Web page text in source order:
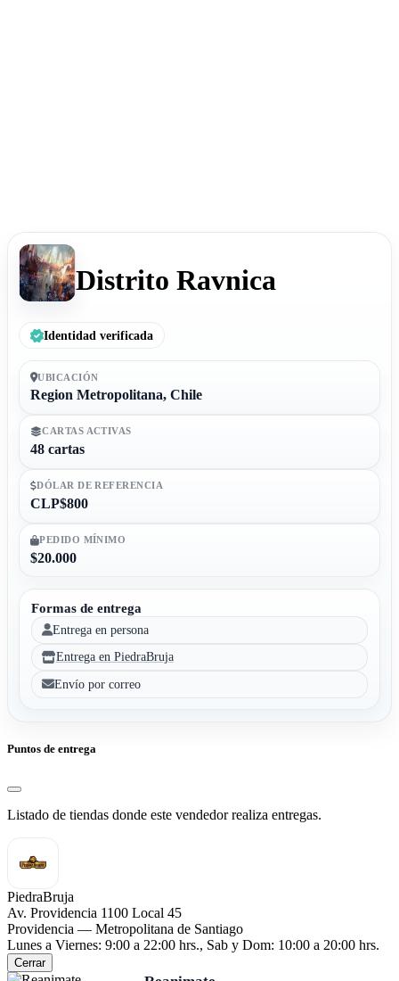
Distrito Ravnica
Identidad verificada
UBICACIÓN
Region Metropolitana, Chile
CARTAS ACTIVAS
48 cartas
DÓLAR DE REFERENCIA
CLP$800
PEDIDO MÍNIMO
$20.000
Formas de entrega
Entrega en persona
Entrega en PiedraBruja
Envío por correo
Puntos de entrega
Listado de tiendas donde este vendedor realiza entregas.
PiedraBruja
Av. Providencia 1100 Local 45
Providencia — Metropolitana de Santiago
Lunes a Viernes: 9:00 a 22:00 hrs., Sab y Dom: 10:00 a 20:00 hrs.
Cerrar